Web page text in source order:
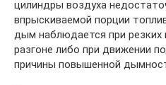
цилиндры воздуха
впрыскиваемой порции
дым наблюдается при резких
разгоне либо при движении
причины повышенной